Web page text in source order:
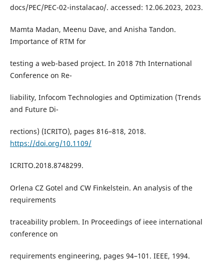
docs/PEC/PEC-02-instalacao/. accessed: 12.06.2023, 2023.
Mamta Madan, Meenu Dave, and Anisha Tandon.
Importance of RTM for
testing a web-based project. In 2018 7th International
Conference on Re-
liability, Infocom Technologies and Optimization (Trends
and Future Di-
rections) (ICRITO), pages 816–818, 2018.
https://doi.org/10.1109/
ICRITO.2018.8748299.
Orlena CZ Gotel and CW Finkelstein. An analysis of the
requirements
traceability problem. In Proceedings of ieee international
conference on
requirements engineering, pages 94–101. IEEE, 1994.